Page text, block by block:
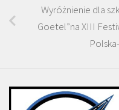
Wyróżnienie dla
Goetel”na XIII